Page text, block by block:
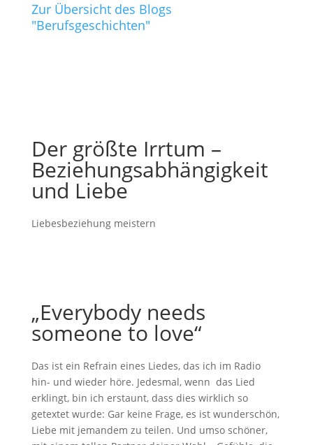
Zur Übersicht des Blogs
"Berufsgeschichten"
Der größte Irrtum –
Beziehungsabhängigkeit
und Liebe
Liebesbeziehung meistern
„Everybody needs
someone to love“
Das ist ein Refrain eines Liedes, das ich im Radio
hin- und wieder höre. Jedesmal, wenn das Lied
erklingt, bin ich erstaunt, dass dies wirklich so
getextet wurde: Gar keine Frage, es ist wunderschön,
Liebe mit jemandem zu teilen. Und umso schöner,